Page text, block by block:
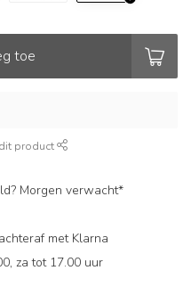
toe
product
Morgen verwacht*
met Klarna
za tot 17.00 uur